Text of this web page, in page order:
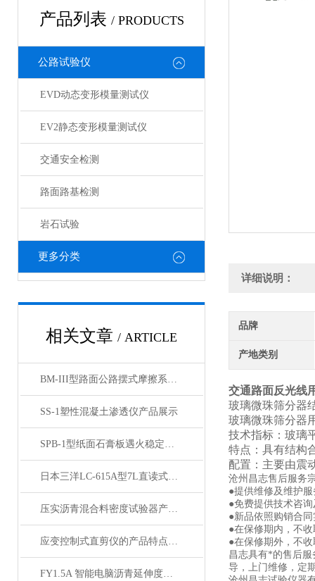
产品列表 / PRODUCTS
公路试验仪
EVD动态变形模量测试仪
EV2静态变形模量测试仪
交通安全检测
路面路基检测
岩石试验
更多分类
相关文章 / ARTICLE
BM-III型路面公路摆式摩擦系数测定仪产品展示
SS-1塑性混凝土渗透仪产品展示
SPB-1型纸面石膏板遇火稳定性测试仪产品展示
日本三洋LC-615A型7L直读式混凝土含气量测定仪 产品展示
压实沥青混合料密度试验器产品展示
应变控制式直剪仪的产品特点和操作说明
FY1.5A 智能电脑沥青延伸度试验仪产品展示
详细说明：
品牌
产地类别
交通路面反光线
玻璃微珠筛分器
玻璃微珠筛分器
技术指标：玻璃
特点：具有结构
配置：主要由震
沧州昌志售后服务
●提供维修及维护
●免费提供技术咨
●新品依照购销合
●在保修期内，不
●在保修期外，不
昌志具有*的售后
导，上门维修，定